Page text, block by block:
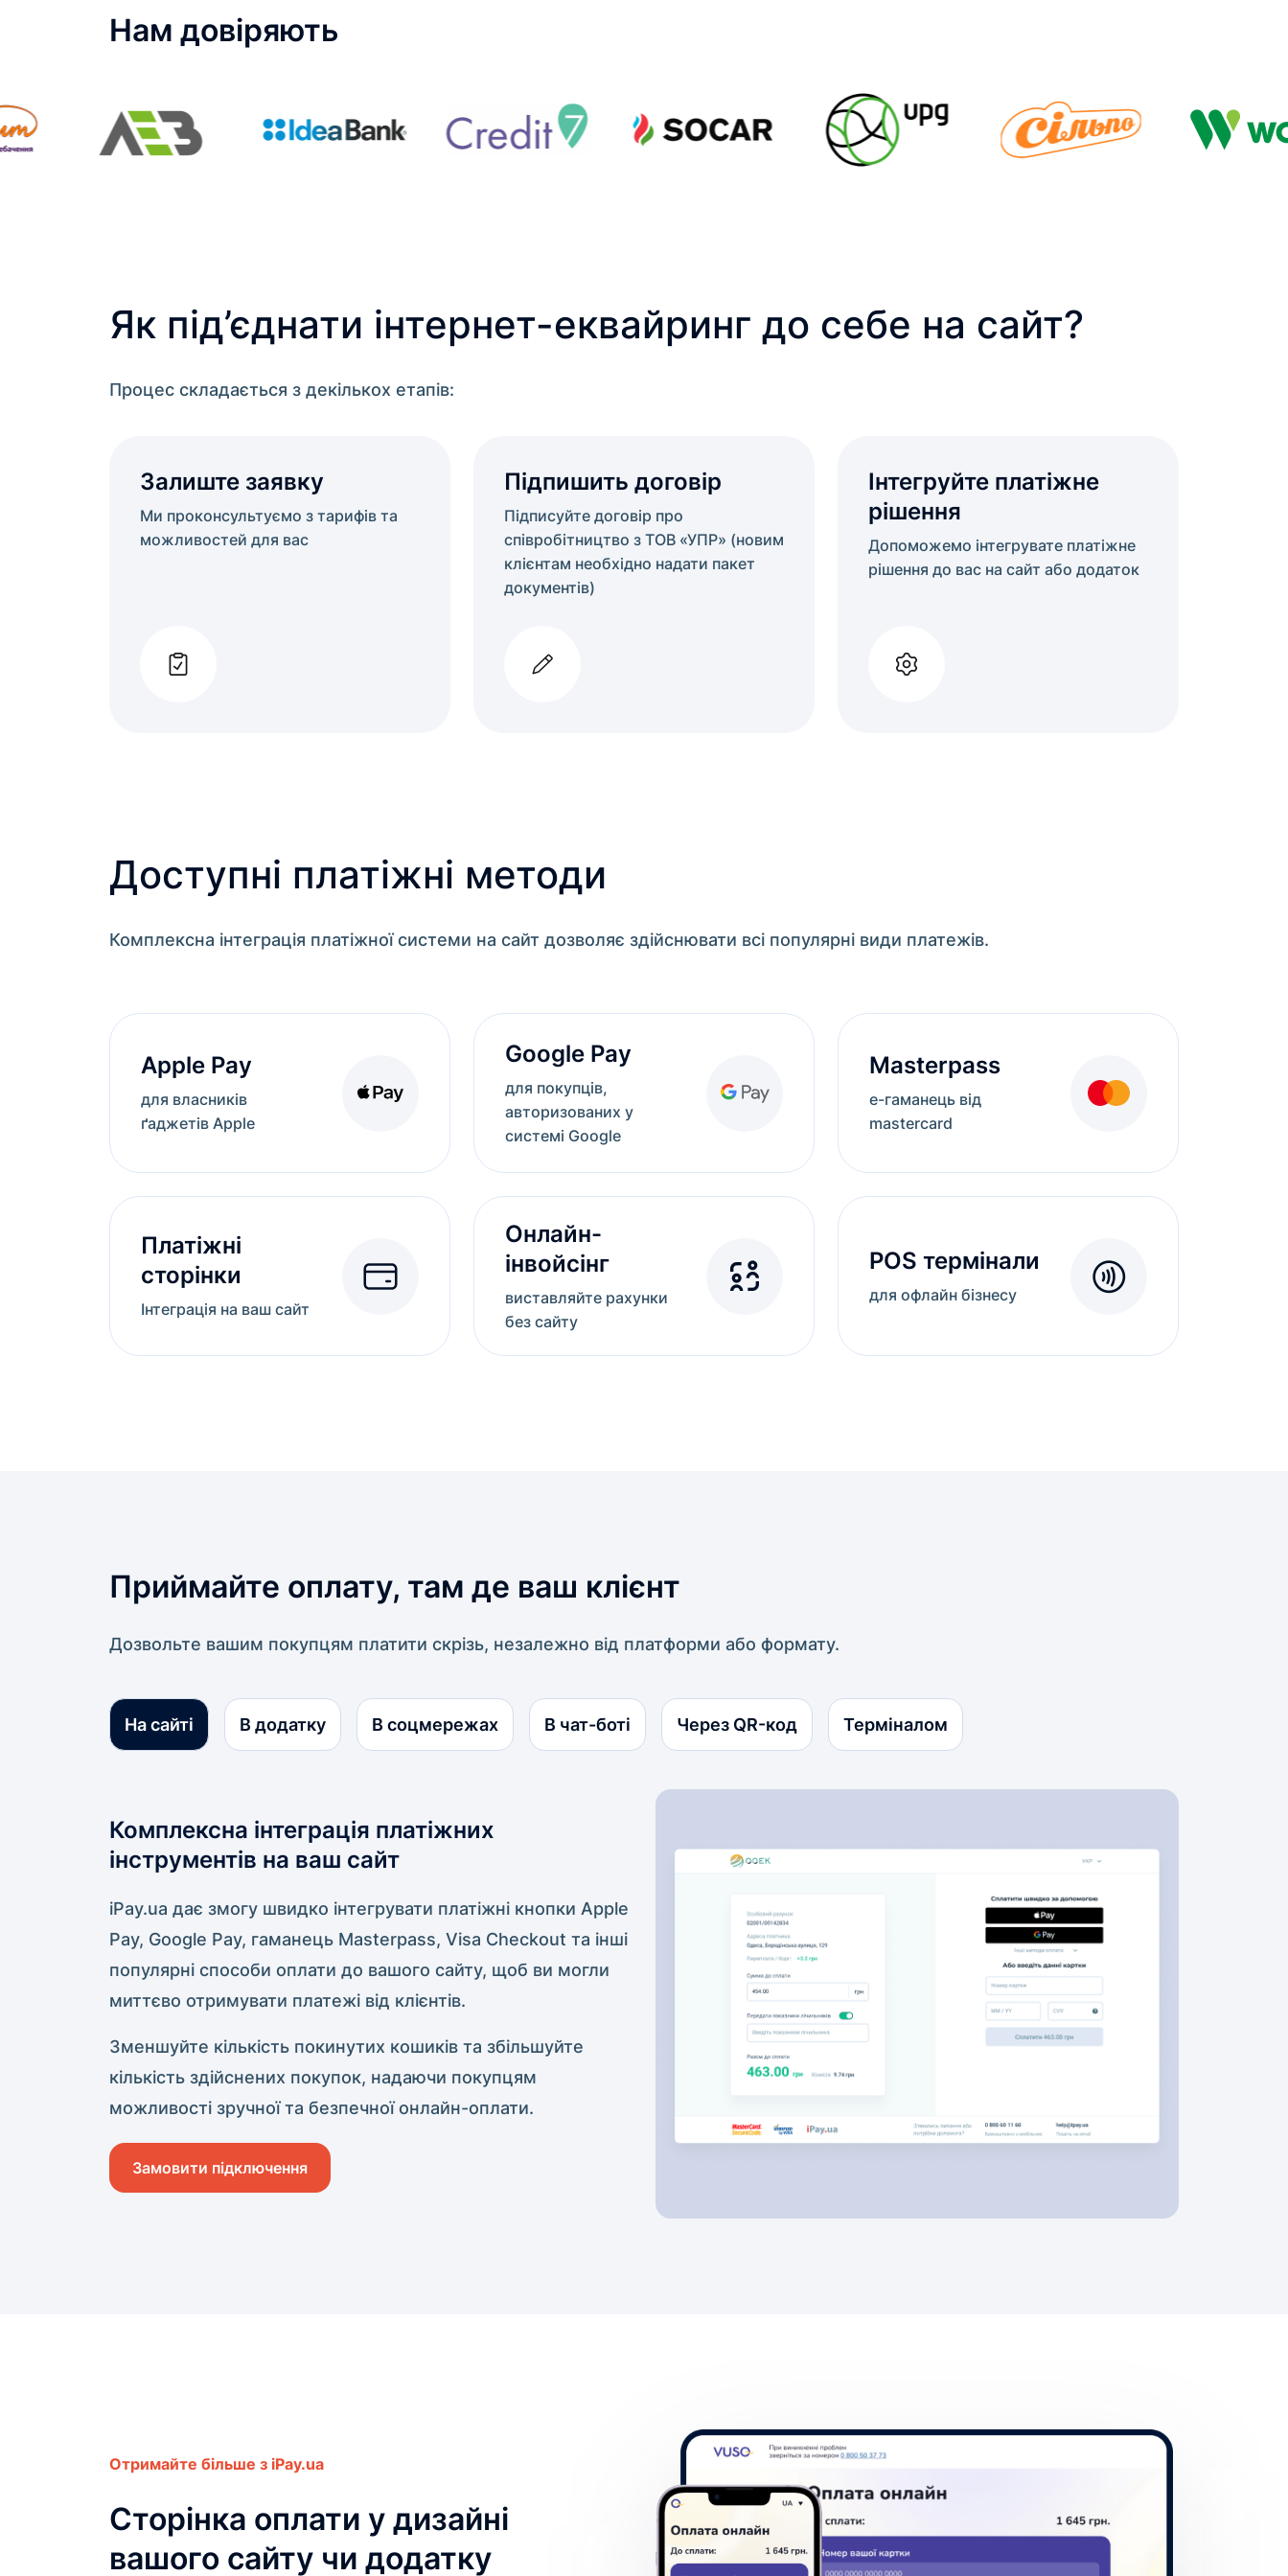
Нам довіряють
Як під’єднати інтернет-еквайринг до себе на сайт?
Процес складається з декількох етапів:
Залиште заявку
Ми проконсультуємо з тарифів та
можливостей для вас
Підпишить договір
Підписуйте договір про
співробітництво з ТОВ «УПР» (новим
клієнтам необхідно надати пакет
документів)
Інтегруйте платіжне
рішення
Допоможемо інтегрувате платіжне
рішення до вас на сайт або додаток
Доступні платіжні методи
Комплексна інтеграція платіжної системи на сайт дозволяє здійснювати всі популярні види платежів.
Apple Pay
для власників
ґаджетів Apple
Google Pay
для покупців,
авторизованих у
системі Google
Masterpass
е-гаманець від
mastercard
Платіжні
сторінки
Інтеграція на ваш сайт
Онлайн-
інвойсінг
виставляйте рахунки
без сайту
POS термінали
для офлайн бізнесу
Приймайте оплату, там де ваш клієнт
Дозвольте вашим покупцям платити скрізь, незалежно від платформи або формату.
На сайті В додатку В соцмережах В чат-боті Через QR-код Терміналом
Комплексна інтеграція платіжних
інструментів на ваш сайт
iPay.ua дає змогу швидко інтегрувати платіжні кнопки Apple
Pay, Google Pay, гаманець Masterpass, Visa Checkout та інші
популярні способи оплати до вашого сайту, щоб ви могли
миттєво отримувати платежі від клієнтів.
Зменшуйте кількість покинутих кошиків та збільшуйте
кількість здійснених покупок, надаючи покупцям
можливості зручної та безпечної онлайн-оплати.
Замовити підключення
Отримайте більше з iPay.ua
Сторінка оплати у дизайні
вашого cайту чи додатку